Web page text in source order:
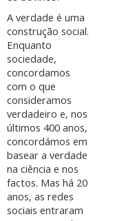
A verdade é uma
construção social.
Enquanto
sociedade,
concordamos
com o que
consideramos
verdadeiro e, nos
últimos 400 anos,
concordámos em
basear a verdade
na ciência e nos
factos. Mas há 20
anos, as redes
sociais entraram